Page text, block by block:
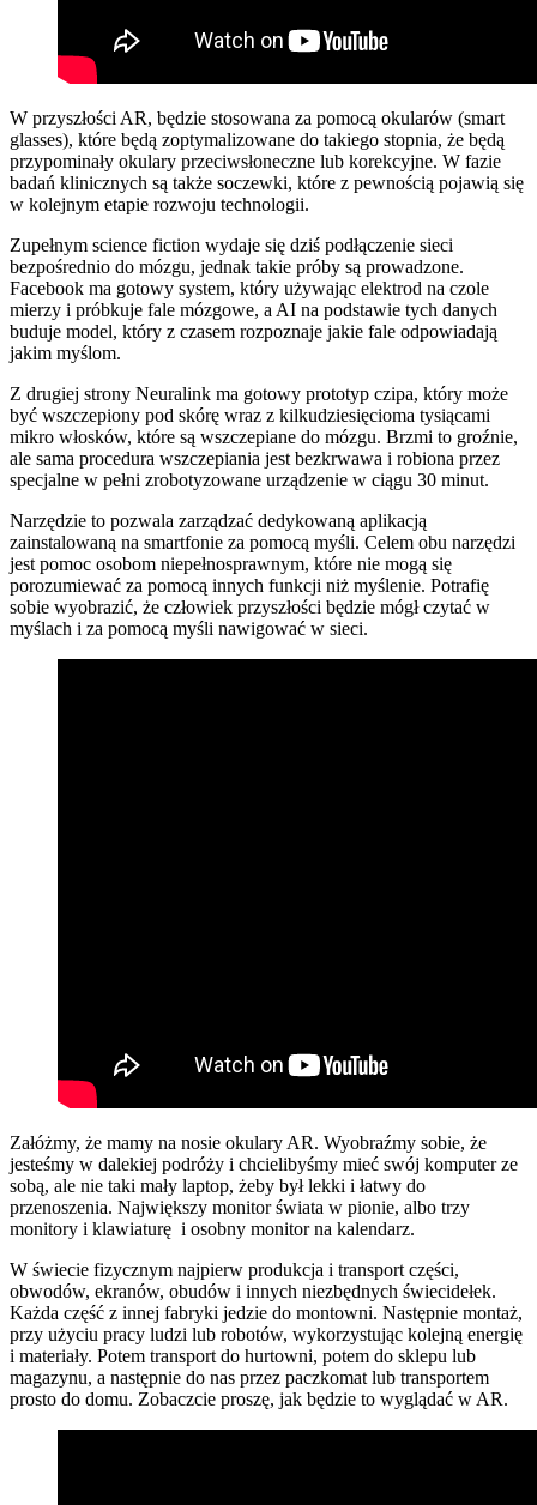
W przyszłości AR, będzie stosowana za pomocą okularów (smart
glasses), które będą zoptymalizowane do takiego stopnia, że będą
przypominały okulary przeciwsłoneczne lub korekcyjne. W fazie
badań klinicznych są także soczewki, które z pewnością pojawią się
w kolejnym etapie rozwoju technologii.
Zupełnym science fiction wydaje się dziś podłączenie sieci
bezpośrednio do mózgu, jednak takie próby są prowadzone.
Facebook ma gotowy system, który używając elektrod na czole
mierzy i próbkuje fale mózgowe, a AI na podstawie tych danych
buduje model, który z czasem rozpoznaje jakie fale odpowiadają
jakim myślom.
Z drugiej strony Neuralink ma gotowy prototyp czipa, który może
być wszczepiony pod skórę wraz z kilkudziesięcioma tysiącami
mikro włosków, które są wszczepiane do mózgu. Brzmi to groźnie,
ale sama procedura wszczepiania jest bezkrwawa i robiona przez
specjalne w pełni zrobotyzowane urządzenie w ciągu 30 minut.
Narzędzie to pozwala zarządzać dedykowaną aplikacją
zainstalowaną na smartfonie za pomocą myśli. Celem obu narzędzi
jest pomoc osobom niepełnosprawnym, które nie mogą się
porozumiewać za pomocą innych funkcji niż myślenie. Potrafię
sobie wyobrazić, że człowiek przyszłości będzie mógł czytać w
myślach i za pomocą myśli nawigować w sieci.
Załóżmy, że mamy na nosie okulary AR. Wyobraźmy sobie, że
jesteśmy w dalekiej podróży i chcielibyśmy mieć swój komputer ze
sobą, ale nie taki mały laptop, żeby był lekki i łatwy do
przenoszenia. Największy monitor świata w pionie, albo trzy
monitory i klawiaturę i osobny monitor na kalendarz.
W świecie fizycznym najpierw produkcja i transport części,
obwodów, ekranów, obudów i innych niezbędnych świecidełek.
Każda część z innej fabryki jedzie do montowni. Następnie montaż,
przy użyciu pracy ludzi lub robotów, wykorzystując kolejną energię
i materiały. Potem transport do hurtowni, potem do sklepu lub
magazynu, a następnie do nas przez paczkomat lub transportem
prosto do domu. Zobaczcie proszę, jak będzie to wyglądać w AR.